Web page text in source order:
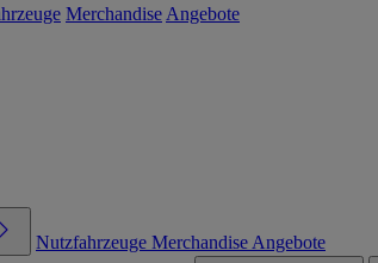
Merchandise Angebote
Nutzfahrzeuge Merchandise Angebote